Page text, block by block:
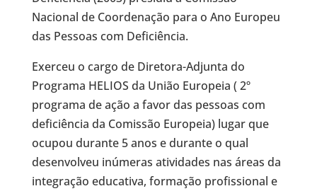
Nacional de Coordenação para o Ano Europeu
das Pessoas com Deficiência.
Exerceu o cargo de Diretora-Adjunta do
Programa HELIOS da União Europeia ( 2º
programa de ação a favor das pessoas com
deficiência da Comissão Europeia) lugar que
ocupou durante 5 anos e durante o qual
desenvolveu inúmeras atividades nas áreas da
integração educativa, formação profissional e